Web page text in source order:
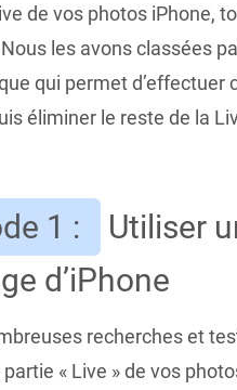
de vos photos iPhone,
Nous les avons classées
qui permet d’effectuer
éliminer le reste de la
1 :
Utiliser
d’iPhone
recherches et
« Live » de vos